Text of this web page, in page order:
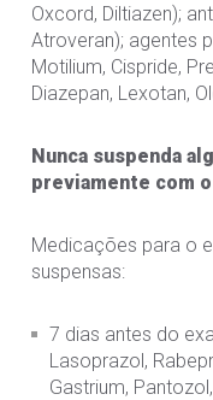
Oxcord, Diltiazen);
Atroveran); agentes
Motilium, Cispride,
Diazepan, Lexotan,
Nunca suspenda
previamente com
Medicações para o
suspensas:
7 dias antes do
Lasoprazol,
Gastrium,